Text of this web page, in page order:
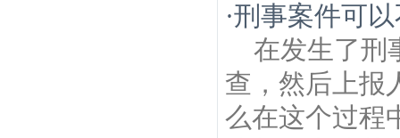
·刑事案件可
在发生了刑
查，然后上报
么在这个过程